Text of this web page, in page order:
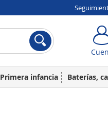
Primera infancia Baterías,
Cuenta